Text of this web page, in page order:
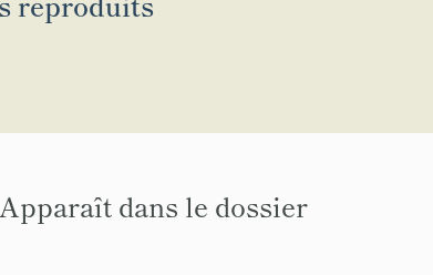
Apparaît dans le dossier